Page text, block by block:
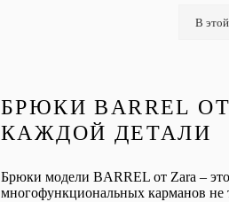
В
БРЮКИ BARREL
КАЖДОЙ ДЕТАЛИ
Брюки модели BARREL от Zara –
многофункциональных карманов не